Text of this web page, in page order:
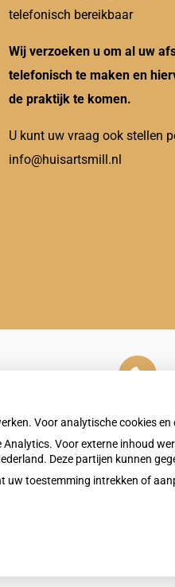
telefonisch bereikbaar
Wij verzoeken u om al uw
telefonisch te maken en
de praktijk te komen.
U kunt uw vraag ook stellen
info@huisartsmill.nl
externe inhoud
die nodig is
Cookie-instellingen
Voor analytische cookies
Voor externe inhoud
Deze partijen kunnen
uw toestemming intrekken of